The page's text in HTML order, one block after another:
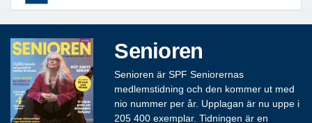
Senioren
Senioren är SPF Seniorernas
medlemstidning och den kommer ut med
nio nummer per år. Upplagan är nu uppe i
205 400 exemplar. Tidningen är en